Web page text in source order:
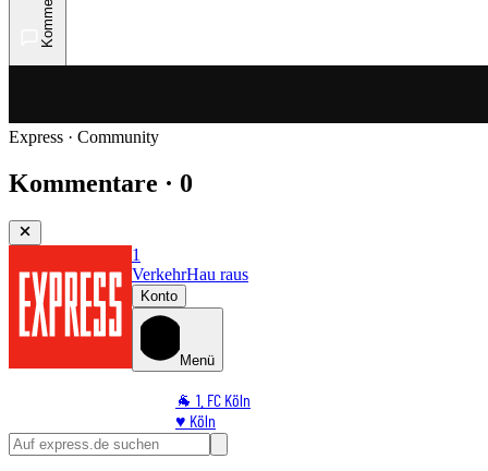
Express · Community
Kommentare · 0
1
VerkehrHau raus
Konto
Menü
🐐 1. FC Köln
♥️ Köln
⭐ Promi